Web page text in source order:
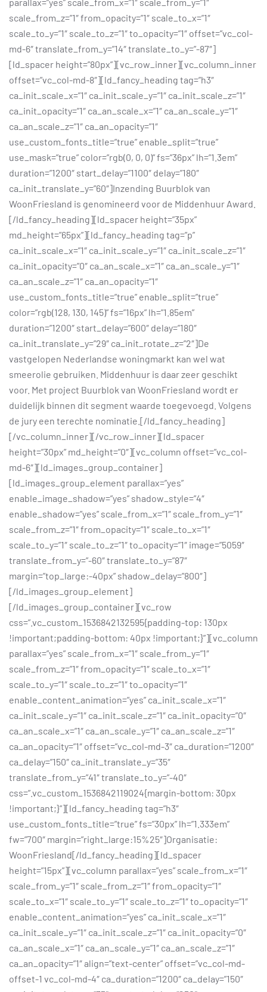
parallax=”yes” scale_from_x=”1″ scale_from_y=”1″
scale_from_z=”1″ from_opacity=”1″ scale_to_x=”1″
scale_to_y=”1″ scale_to_z=”1″ to_opacity=”1″ offset=”vc_col-
md-6″ translate_from_y=”14″ translate_to_y=”-87″]
[ld_spacer height=”80px”][vc_row_inner][vc_column_inner
offset=”vc_col-md-8″][ld_fancy_heading tag=”h3″
ca_init_scale_x=”1″ ca_init_scale_y=”1″ ca_init_scale_z=”1″
ca_init_opacity=”1″ ca_an_scale_x=”1″ ca_an_scale_y=”1″
ca_an_scale_z=”1″ ca_an_opacity=”1″
use_custom_fonts_title=”true” enable_split=”true”
use_mask=”true” color=”rgb(0, 0, 0)” fs=”36px” lh=”1.3em”
duration=”1200″ start_delay=”1100″ delay=”180″
ca_init_translate_y=”60″]Inzending Buurblok van
WoonFriesland is genomineerd voor de Middenhuur Award.
[/ld_fancy_heading][ld_spacer height=”35px”
md_height=”65px”][ld_fancy_heading tag=”p”
ca_init_scale_x=”1″ ca_init_scale_y=”1″ ca_init_scale_z=”1″
ca_init_opacity=”0″ ca_an_scale_x=”1″ ca_an_scale_y=”1″
ca_an_scale_z=”1″ ca_an_opacity=”1″
use_custom_fonts_title=”true” enable_split=”true”
color=”rgb(128, 130, 145)” fs=”16px” lh=”1.85em”
duration=”1200″ start_delay=”600″ delay=”180″
ca_init_translate_y=”29″ ca_init_rotate_z=”2″]De
vastgelopen Nederlandse woningmarkt kan wel wat
smeerolie gebruiken. Middenhuur is daar zeer geschikt
voor. Met project Buurblok van WoonFriesland wordt er
duidelijk binnen dit segment waarde toegevoegd. Volgens
de jury een terechte nominatie.[/ld_fancy_heading]
[/vc_column_inner][/vc_row_inner][ld_spacer
height=”30px” md_height=”0″][vc_column offset=”vc_col-
md-6″][ld_images_group_container]
[ld_images_group_element parallax=”yes”
enable_image_shadow=”yes” shadow_style=”4″
enable_shadow=”yes” scale_from_x=”1″ scale_from_y=”1″
scale_from_z=”1″ from_opacity=”1″ scale_to_x=”1″
scale_to_y=”1″ scale_to_z=”1″ to_opacity=”1″ image=”5059″
translate_from_y=”-60″ translate_to_y=”87″
margin=”top_large:-40px” shadow_delay=”800″]
[/ld_images_group_element]
[/ld_images_group_container][vc_row
css=”.vc_custom_1536842132595{padding-top: 130px
!important;padding-bottom: 40px !important;}”][vc_column
parallax=”yes” scale_from_x=”1″ scale_from_y=”1″
scale_from_z=”1″ from_opacity=”1″ scale_to_x=”1″
scale_to_y=”1″ scale_to_z=”1″ to_opacity=”1″
enable_content_animation=”yes” ca_init_scale_x=”1″
ca_init_scale_y=”1″ ca_init_scale_z=”1″ ca_init_opacity=”0″
ca_an_scale_x=”1″ ca_an_scale_y=”1″ ca_an_scale_z=”1″
ca_an_opacity=”1″ offset=”vc_col-md-3″ ca_duration=”1200″
ca_delay=”150″ ca_init_translate_y=”35″
translate_from_y=”41″ translate_to_y=”-40″
css=”.vc_custom_1536842119024{margin-bottom: 30px
!important;}”][ld_fancy_heading tag=”h3″
use_custom_fonts_title=”true” fs=”30px” lh=”1.333em”
fw=”700″ margin=”right_large:15%25″]Organisatie:
WoonFriesland[/ld_fancy_heading][ld_spacer
height=”15px”][vc_column parallax=”yes” scale_from_x=”1″
scale_from_y=”1″ scale_from_z=”1″ from_opacity=”1″
scale_to_x=”1″ scale_to_y=”1″ scale_to_z=”1″ to_opacity=”1″
enable_content_animation=”yes” ca_init_scale_x=”1″
ca_init_scale_y=”1″ ca_init_scale_z=”1″ ca_init_opacity=”0″
ca_an_scale_x=”1″ ca_an_scale_y=”1″ ca_an_scale_z=”1″
ca_an_opacity=”1″ align=”text-center” offset=”vc_col-md-
offset-1 vc_col-md-4″ ca_duration=”1200″ ca_delay=”150″